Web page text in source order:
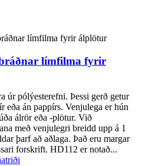
límfilma fyrir
úr pólýesterefni. Þessi gerð getur
eða án pappírs. Venjulega er hún
álrör eða -plötur. Við
með venjulegri breidd upp á 1
þarf að aðlaga. Það eru margar
forskrift. HD112 er notað...